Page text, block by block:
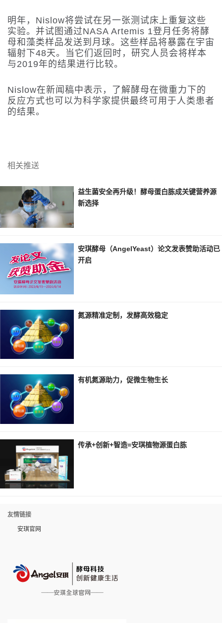
明年，Nislow将尝试在另一张测试床上重复这些
实验。并试图通过NASA Artemis 1登月任务将酵
母和藻类样品发送到月球。这些样品将暴露在宇宙
辐射下48天。当它们返回时，研究人员会将样本
与2019年的结果进行比较。
Nislow在新闻稿中表示，了解酵母在微重力下的
反应方式也可以为科学家提供最终可用于人类患者
的结果。
相关推送
益生菌安全再升级！酵母蛋白胨成关键营养源
新选择
安琪酵母（AngelYeast）论文发表赞助活动已
开启
氮源精准定制，发酵高效稳定
有机氮源助力，促微生物生长
传承+创新+智造=安琪植物源蛋白胨
友情链接
安琪官网